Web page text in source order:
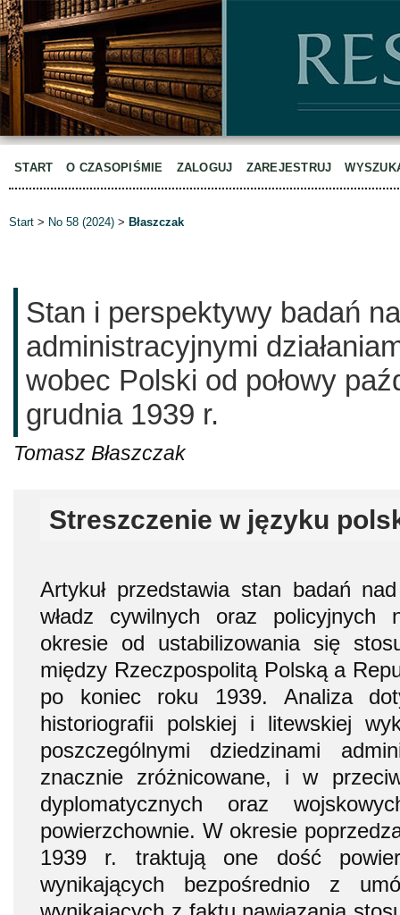
START O CZASOPIŚMIE ZALOGUJ ZAREJESTRUJ
Start > No 58 (2024) > Błaszczak
Stan i perspektywy badań
administracyjnymi
wobec Polski od połowy
grudnia 1939 r.
Tomasz Błaszczak
Streszczenie w języku
Artykuł przedstawia stan badań
władz cywilnych oraz
okresie od ustabilizowania się
między Rzeczpospolitą Polską a
po koniec roku 1939. Analiza
historiografii polskiej i litewskiej
poszczególnymi dziedzinami
znacznie zróżnicowane, i w
dyplomatycznych oraz
powierzchownie. W okresie
1939 r. traktują one dość
wynikających bezpośrednio z